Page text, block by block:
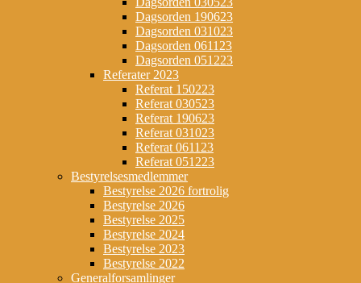
Dagsorden 190623
Dagsorden 031023
Dagsorden 061123
Dagsorden 051223
Referater 2023
Referat 150223
Referat 030523
Referat 190623
Referat 031023
Referat 061123
Referat 051223
Bestyrelsesmedlemmer
Bestyrelse 2026 fortrolig
Bestyrelse 2026
Bestyrelse 2025
Bestyrelse 2024
Bestyrelse 2023
Bestyrelse 2022
Generalforsamlinger